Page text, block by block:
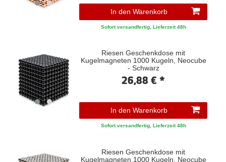
In den Warenkorb
Sofort versandfertig, Lieferzeit 48h
Riesen Geschenkdose mit
Kugelmagneten 1000 Kugeln, Neocube
- Schwarz
26,88 € *
In den Warenkorb
Sofort versandfertig, Lieferzeit 48h
Riesen Geschenkdose mit
Kugelmagneten 1000 Kugeln, Neocube